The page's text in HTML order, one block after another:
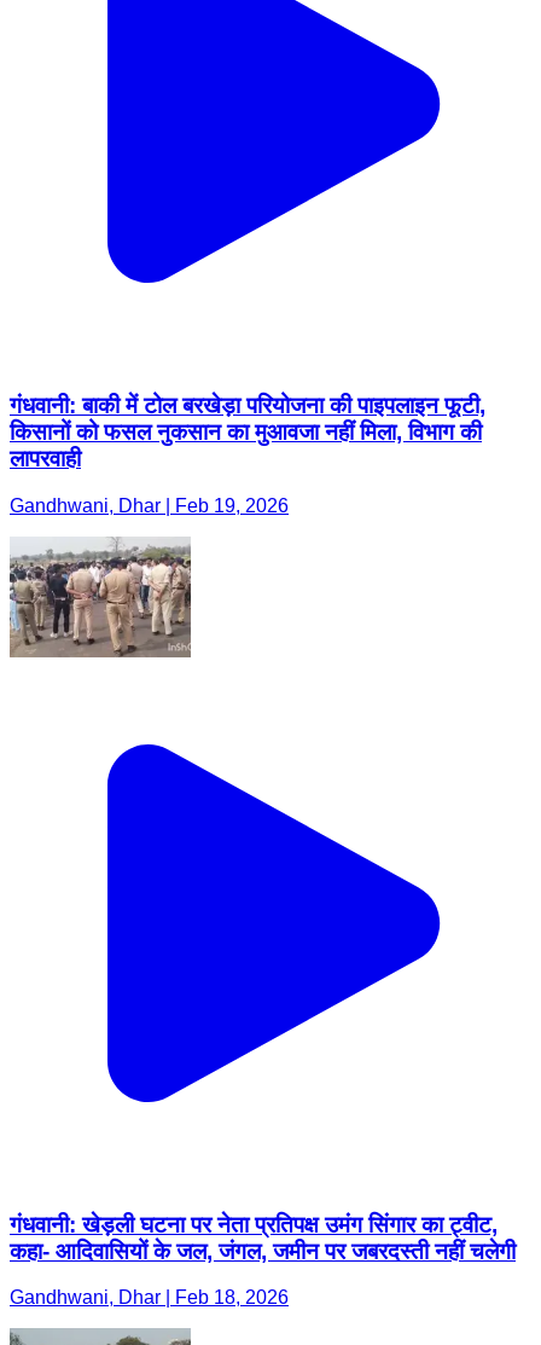
गंधवानी: बाकी में टोल बरखेड़ा परियोजना की पाइपलाइन फूटी,
किसानों को फसल नुकसान का मुआवजा नहीं मिला, विभाग की
लापरवाही
Gandhwani, Dhar | Feb 19, 2026
गंधवानी: खेड़ली घटना पर नेता प्रतिपक्ष उमंग सिंगार का ट्वीट,
कहा- आदिवासियों के जल, जंगल, जमीन पर जबरदस्ती नहीं चलेगी
Gandhwani, Dhar | Feb 18, 2026